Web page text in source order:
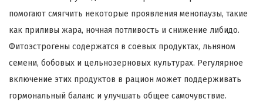
помогают смягчить некоторые проявления менопаузы, такие
как приливы жара, ночная потливость и снижение либидо.
Фитоэстрогены содержатся в соевых продуктах, льняном
семени, бобовых и цельнозерновых культурах. Регулярное
включение этих продуктов в рацион может поддерживать
гормональный баланс и улучшать общее самочувствие.